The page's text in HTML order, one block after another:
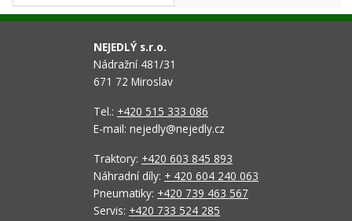
NEJEDLÝ s.r.o.
Nádražní 481/31
671 72 Miroslav
Tel.: +420 515 333 086
E-mail: nejedly@nejedly.cz
Traktory: +420 603 845 893
Náhradní díly: + 420 604 240 063
Pneumatiky: +420 739 463 567
Servis: +420 733 524 285